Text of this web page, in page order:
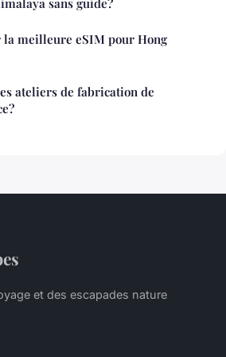
meilleure eSIM pour Hong
ateliers de fabrication de
et des escapades nature